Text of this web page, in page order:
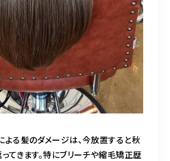
る髪のダメージは、今放置すると秋
てきます。特にブリーチや縮毛矯正歴